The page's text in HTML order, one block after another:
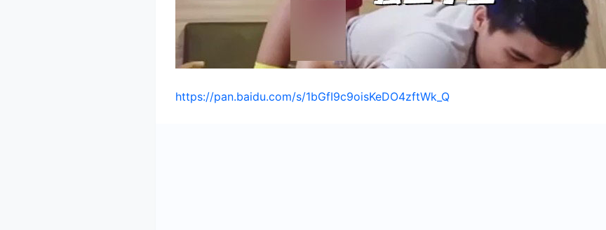
https://pan.baidu.com/s/1bGfI9c9oisKeDO4zftWk_Q